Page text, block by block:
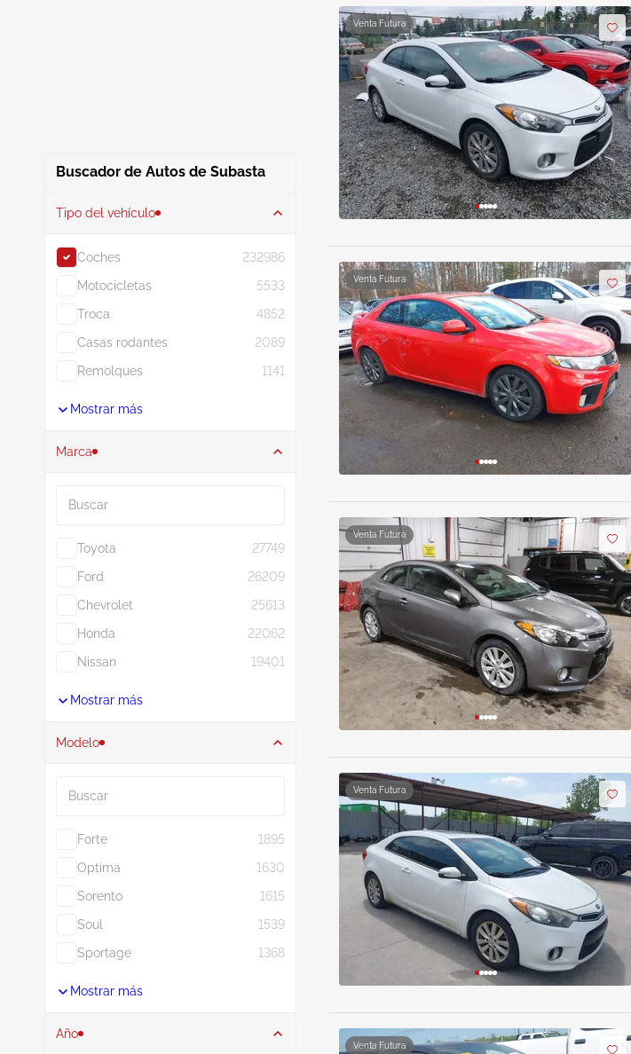
Buscador de Autos de Subasta
Tipo del vehículo
Coches
232986
Motocicletas
5533
Troca
4852
Casas rodantes
2089
Remolques
1141
Mostrar más
Marca
Toyota
27749
Ford
26209
Chevrolet
25613
Honda
22062
Nissan
19401
Mostrar más
Modelo
Forte
1895
Optima
1630
Sorento
1615
Soul
1539
Sportage
1368
Mostrar más
Año
Venta Futura
Venta Futura
Venta Futura
Venta Futura
Venta Futura